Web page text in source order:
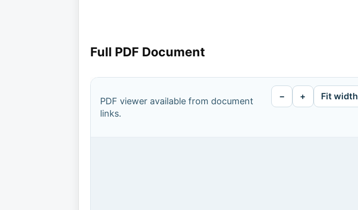
Full PDF Document
PDF viewer available from document
links.
− + Fit width